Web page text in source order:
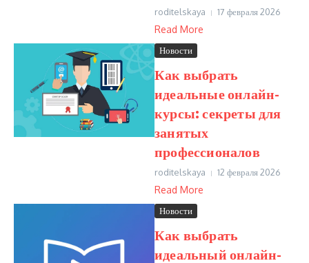
roditelskaya 17 февраля 2026
Read More
Новости
Как выбрать
идеальные онлайн-
курсы: секреты для
занятых
профессионалов
roditelskaya 12 февраля 2026
Read More
Новости
Как выбрать
идеальный онлайн-